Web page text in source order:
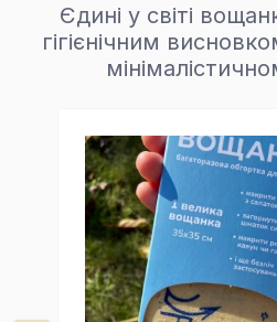
Єдині у світі
гігієнічним